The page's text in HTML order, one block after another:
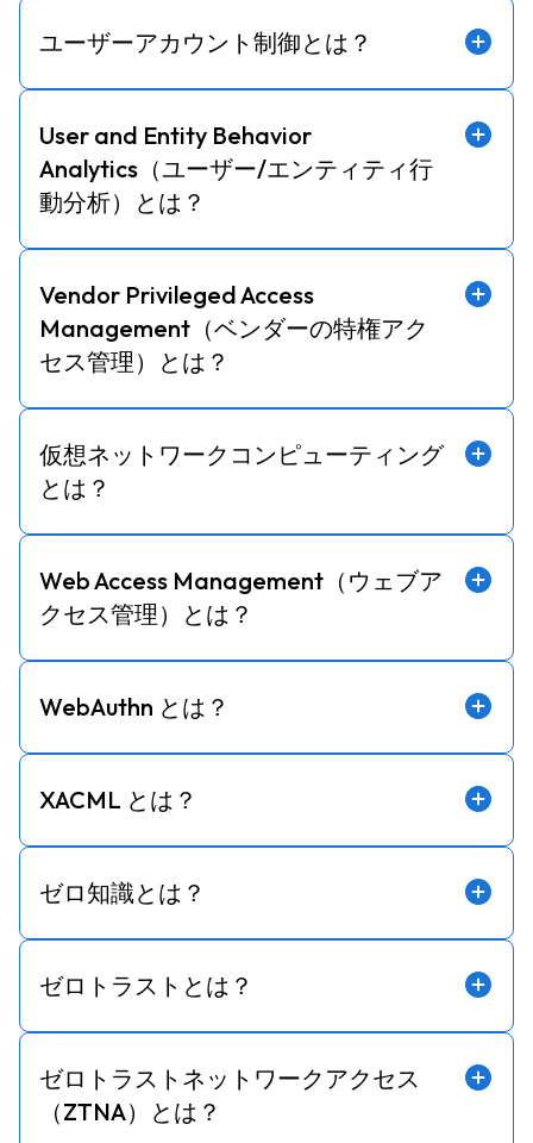
ユーザーアカウント制御とは？
User and Entity Behavior
Analytics（ユーザー/エンティティ行
動分析）とは？
Vendor Privileged Access
Management（ベンダーの特権アク
セス管理）とは？
仮想ネットワークコンピューティング
とは？
Web Access Management（ウェブア
クセス管理）とは？
WebAuthn とは？
XACML とは？
ゼロ知識とは？
ゼロトラストとは？
ゼロトラストネットワークアクセス
（ZTNA）とは？